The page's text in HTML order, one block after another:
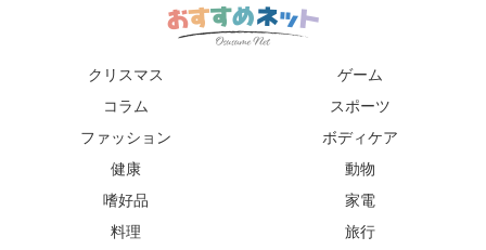
クリスマス
ゲーム
コラム
スポーツ
ファッション
ボディケア
健康
動物
嗜好品
家電
料理
旅行